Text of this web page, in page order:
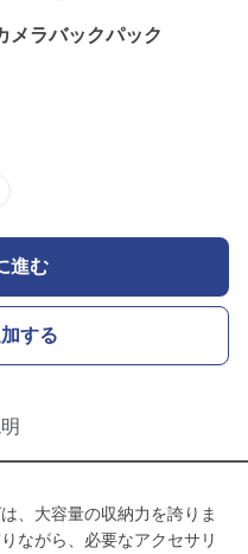
メラバックパック
進む
する
、大容量の収納力を誇りま
ながら、必要なアクセサリ